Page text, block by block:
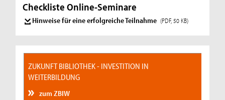
Checkliste Online-Seminare
Hinweise für eine erfolgreiche Teilnahme (PDF, 50 KB)
ZUKUNFT BIBLIOTHEK - INVESTITION IN
WEITERBILDUNG
zum ZBIW